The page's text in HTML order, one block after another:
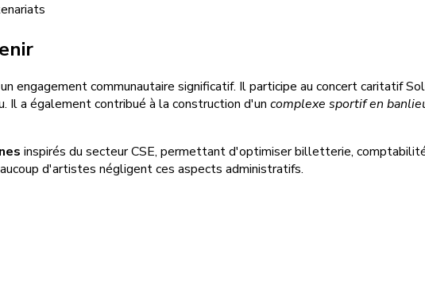
engagement communautaire significatif. Il participe au concert caritatif
Il a également contribué à la construction d'un complexe sportif en
inspirés du secteur CSE, permettant d'optimiser billetterie,
d'artistes négligent ces aspects administratifs.